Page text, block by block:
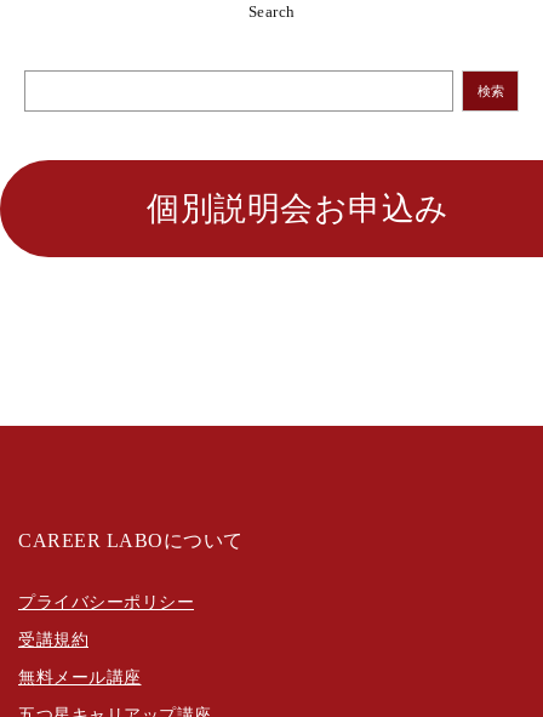
Search
検索
個別説明会お申込み
CAREER LABOについて
プライバシーポリシー
受講規約
無料メール講座